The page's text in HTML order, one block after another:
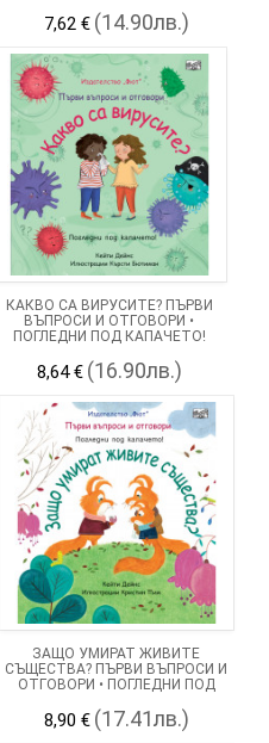
7,62 € (14.90лв.)
КАКВО СА ВИРУСИТЕ? ПЪРВИ
ВЪПРОСИ И ОТГОВОРИ •
ПОГЛЕДНИ ПОД КАПАЧЕТО!
8,64 € (16.90лв.)
ЗАЩО УМИРАТ ЖИВИТЕ
СЪЩЕСТВА? ПЪРВИ ВЪПРОСИ И
ОТГОВОРИ • ПОГЛЕДНИ ПОД
8,90 € (17.41лв.)